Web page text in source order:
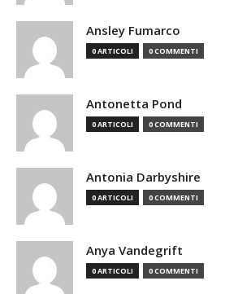
Ansley Fumarco
0 ARTICOLI 0 COMMENTI
Antonetta Pond
0 ARTICOLI 0 COMMENTI
Antonia Darbyshire
0 ARTICOLI 0 COMMENTI
Anya Vandegrift
0 ARTICOLI 0 COMMENTI